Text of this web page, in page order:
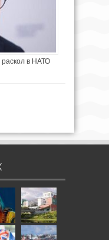
в НАТО